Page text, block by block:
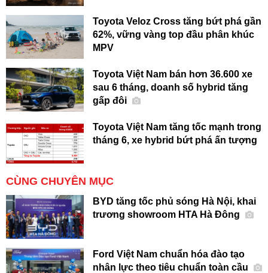
Toyota Veloz Cross tăng bứt phá gần
62%, vững vàng top đầu phân khúc
MPV
Toyota Việt Nam bán hơn 36.600 xe
sau 6 tháng, doanh số hybrid tăng
gấp đôi
Toyota Việt Nam tăng tốc mạnh trong
tháng 6, xe hybrid bứt phá ấn tượng
CÙNG CHUYÊN MỤC
BYD tăng tốc phủ sóng Hà Nội, khai
trương showroom HTA Hà Đông
Ford Việt Nam chuẩn hóa đào tạo
nhân lực theo tiêu chuẩn toàn cầu